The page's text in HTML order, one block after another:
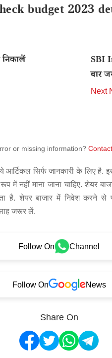
budget 2023
SBI
बार
Next
or missing information?
ये आर्टिकल सिर्फ जानकारी के लिए है.
में नहीं माना जाना चाहिए. शेयर
है. शेयर बाजार में निवेश करने से
जरूर लें.
Follow On Channel
Follow On News
Share On